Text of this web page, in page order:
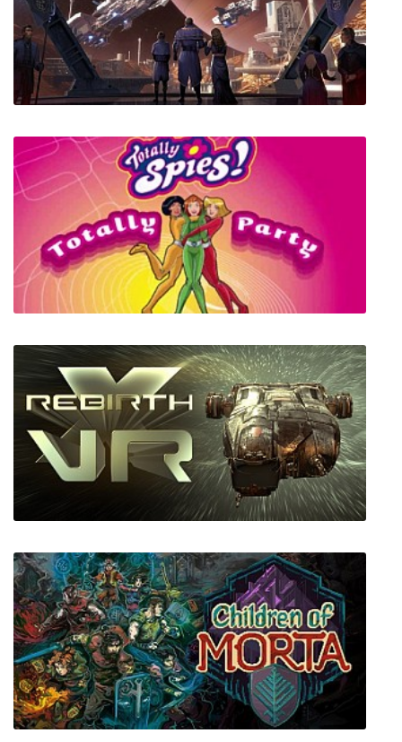
Greak: Memories of Azur
Star Dynasties
Totally Spies: Супервечеринка
X Rebirth VR Edition